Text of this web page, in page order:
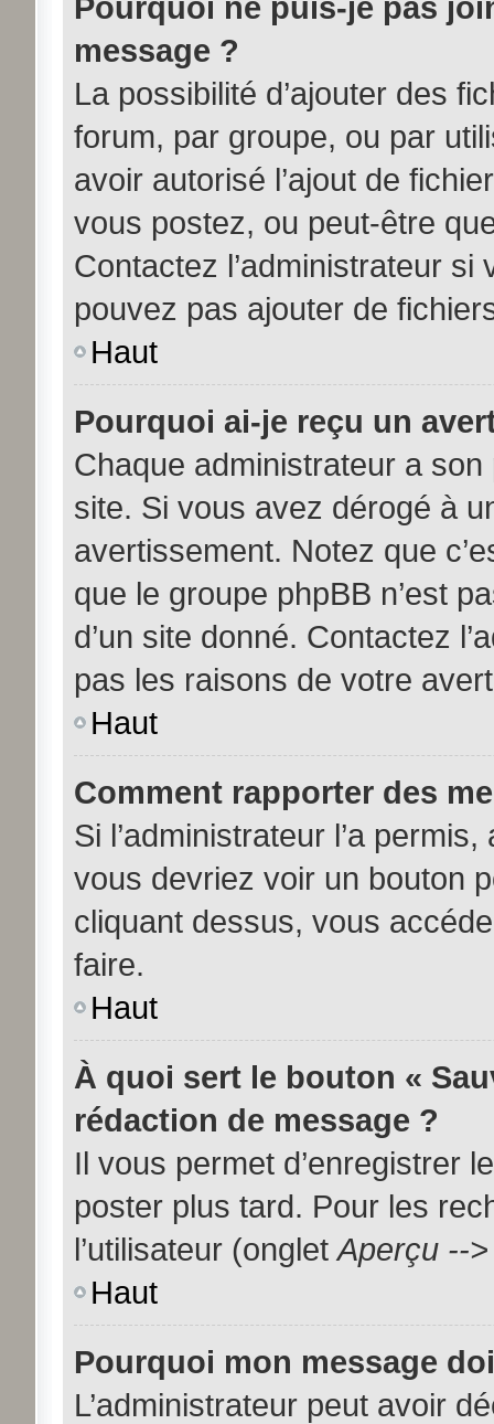
message ?
La possibilité d’ajouter des
forum, par groupe, ou par
avoir autorisé l’ajout de
vous postez, ou peut-être
Contactez l’administrateur
pouvez pas ajouter de
Haut
Pourquoi ai-je reçu un
Chaque administrateur a
site. Si vous avez dérogé à
avertissement. Notez que
que le groupe phpBB n’est
d’un site donné. Contactez
pas les raisons de votre
Haut
Comment rapporter des
Si l’administrateur l’a
vous devriez voir un bouton
cliquant dessus, vous
faire.
Haut
À quoi sert le bouton «
rédaction de message ?
Il vous permet d’enregistrer
poster plus tard. Pour les
l’utilisateur (ongletAperçu --
Haut
Pourquoi mon message
L’administrateur peut avoir